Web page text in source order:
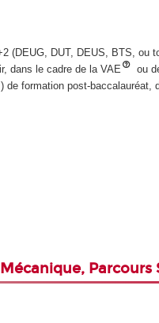
(DEUG, DUT, DEUS, BTS, ou
dans le cadre de la VAE
ou
) de formation post-baccalauréat,
Parcours